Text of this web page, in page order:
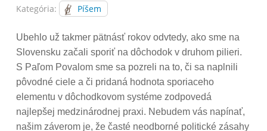
Kategória:
Píšem
Ubehlo už takmer pätnásť rokov odvtedy, ako sme na
Slovensku začali sporiť na dôchodok v druhom pilieri.
S Paľom Povalom sme sa pozreli na to, či sa naplnili
pôvodné ciele a či pridaná hodnota sporiaceho
elementu v dôchodkovom systéme zodpovedá
najlepšej medzinárodnej praxi. Nebudem vás napínať,
našim záverom je, že časté neodborné politické zásahy